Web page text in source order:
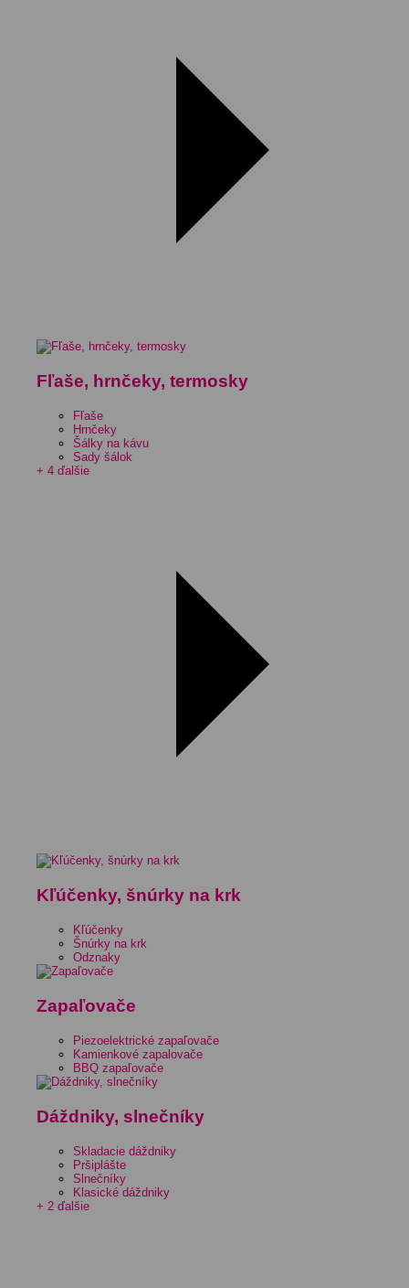
Fľaše, hrnčeky, termosky
Fľaše
Hrnčeky
Šálky na kávu
Sady šálok
+ 4 ďalšie
Kľúčenky, šnúrky na krk
Kľúčenky
Šnúrky na krk
Odznaky
Zapaľovače
Piezoelektrické zapaľovače
Kamienkové zapalovače
BBQ zapaľovače
Dáždniky, slnečníky
Skladacie dáždniky
Pršiplášte
Slnečníky
Klasické dáždniky
+ 2 ďalšie